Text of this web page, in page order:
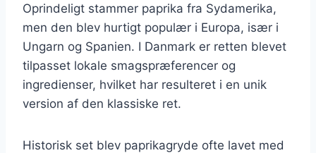
Oprindeligt stammer paprika fra Sydamerika,
men den blev hurtigt populær i Europa, især i
Ungarn og Spanien. I Danmark er retten blevet
tilpasset lokale smagspræferencer og
ingredienser, hvilket har resulteret i en unik
version af den klassiske ret.
Historisk set blev paprikagryde ofte lavet med